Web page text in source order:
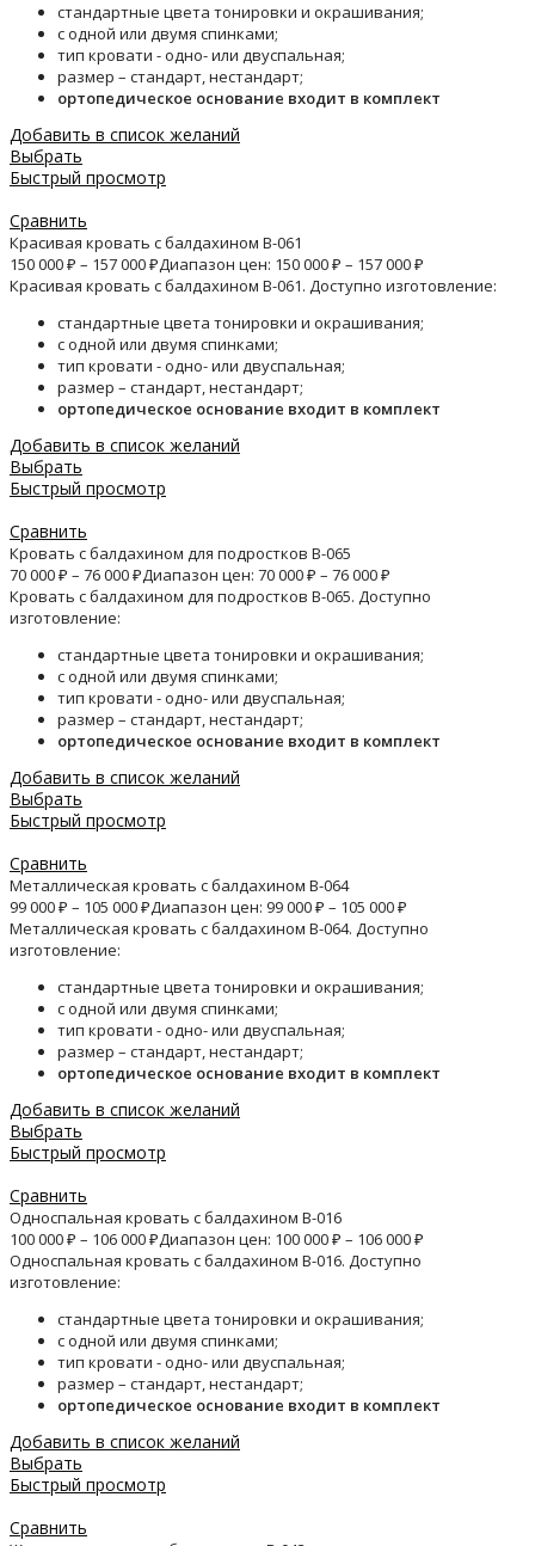
стандартные цвета тонировки и окрашивания;
с одной или двумя спинками;
тип кровати - одно- или двуспальная;
размер – стандарт, нестандарт;
ортопедическое основание входит в комплект
Добавить в список желаний
Выбрать
Быстрый просмотр
Сравнить
Красивая кровать с балдахином B-061
150 000₽ – 157 000₽Диапазон цен: 150 000 ₽ – 157 000 ₽
Красивая кровать с балдахином B-061. Доступно изготовление:
стандартные цвета тонировки и окрашивания;
с одной или двумя спинками;
тип кровати - одно- или двуспальная;
размер – стандарт, нестандарт;
ортопедическое основание входит в комплект
Добавить в список желаний
Выбрать
Быстрый просмотр
Сравнить
Кровать с балдахином для подростков B-065
70 000₽ – 76 000₽Диапазон цен: 70 000 ₽ – 76 000 ₽
Кровать с балдахином для подростков B-065. Доступно
изготовление:
стандартные цвета тонировки и окрашивания;
с одной или двумя спинками;
тип кровати - одно- или двуспальная;
размер – стандарт, нестандарт;
ортопедическое основание входит в комплект
Добавить в список желаний
Выбрать
Быстрый просмотр
Сравнить
Металлическая кровать с балдахином B-064
99 000₽ – 105 000₽Диапазон цен: 99 000 ₽ – 105 000 ₽
Металлическая кровать с балдахином B-064. Доступно
изготовление:
стандартные цвета тонировки и окрашивания;
с одной или двумя спинками;
тип кровати - одно- или двуспальная;
размер – стандарт, нестандарт;
ортопедическое основание входит в комплект
Добавить в список желаний
Выбрать
Быстрый просмотр
Сравнить
Односпальная кровать с балдахином B-016
100 000₽ – 106 000₽Диапазон цен: 100 000 ₽ – 106 000 ₽
Односпальная кровать с балдахином B-016. Доступно
изготовление:
стандартные цвета тонировки и окрашивания;
с одной или двумя спинками;
тип кровати - одно- или двуспальная;
размер – стандарт, нестандарт;
ортопедическое основание входит в комплект
Добавить в список желаний
Выбрать
Быстрый просмотр
Сравнить